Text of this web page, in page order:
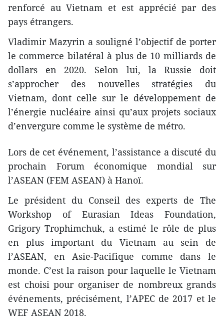
renforcé au Vietnam et est apprécié par des
pays étrangers.
Vladimir Mazyrin a souligné l’objectif de porter
le commerce bilatéral à plus de 10 milliards de
dollars en 2020. Selon lui, la Russie doit
s’approcher des nouvelles stratégies du
Vietnam, dont celle sur le développement de
l’énergie nucléaire ainsi qu’aux projets sociaux
d’envergure comme le système de métro.
Lors de cet événement, l’assistance a discuté du
prochain Forum économique mondial sur
l’ASEAN (FEM ASEAN) à Hanoï.
Le président du Conseil des experts de The
Workshop of Eurasian Ideas Foundation,
Grigory Trophimchuk, a estimé le rôle de plus
en plus important du Vietnam au sein de
l’ASEAN, en Asie-Pacifique comme dans le
monde. C’est la raison pour laquelle le Vietnam
est choisi pour organiser de nombreux grands
événements, précisément, l’APEC de 2017 et le
WEF ASEAN 2018.